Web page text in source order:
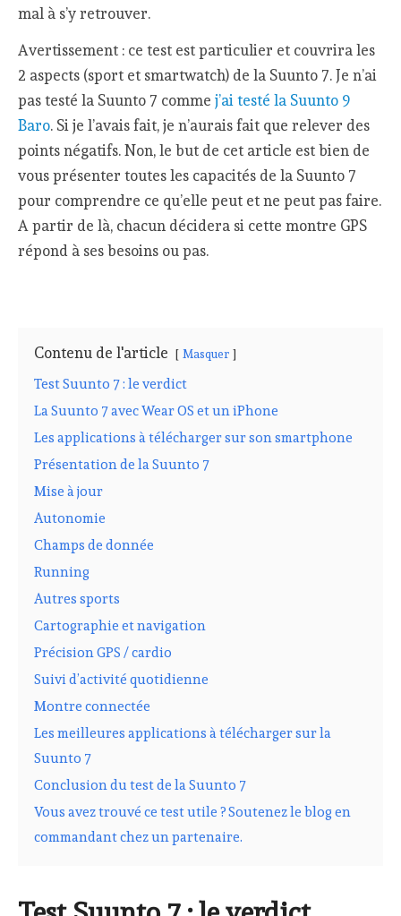
mal à s’y retrouver.
Avertissement : ce test est particulier et couvrira les
2 aspects (sport et smartwatch) de la Suunto 7. Je n’ai
pas testé la Suunto 7 commej’ai testé la Suunto 9
Baro. Si je l’avais fait, je n’aurais fait que relever des
points négatifs. Non, le but de cet article est bien de
vous présenter toutes les capacités de la Suunto 7
pour comprendre ce qu’elle peut et ne peut pas faire.
A partir de là, chacun décidera si cette montre GPS
répond à ses besoins ou pas.
Contenu de l'article Masquer
Test Suunto 7 : le verdict
La Suunto 7 avec Wear OS et un iPhone
Les applications à télécharger sur son smartphone
Présentation de la Suunto 7
Mise à jour
Autonomie
Champs de donnée
Running
Autres sports
Cartographie et navigation
Précision GPS / cardio
Suivi d’activité quotidienne
Montre connectée
Les meilleures applications à télécharger sur la
Suunto 7
Conclusion du test de la Suunto 7
Vous avez trouvé ce test utile ? Soutenez le blog en
commandant chez un partenaire.